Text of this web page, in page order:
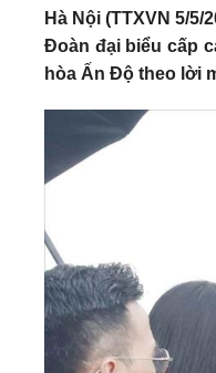
Hà Nội (TTXVN 5/
Đoàn đại biểu cấp
hòa Ấn Độ theo lời